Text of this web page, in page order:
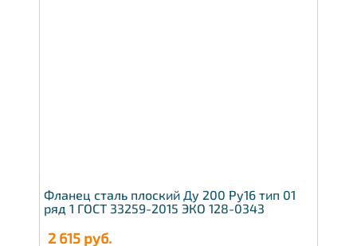
Фланец сталь плоский Ду 200 Ру16 тип 01
ряд 1 ГОСТ 33259-2015 ЭКО 128-0343
2 615 руб.